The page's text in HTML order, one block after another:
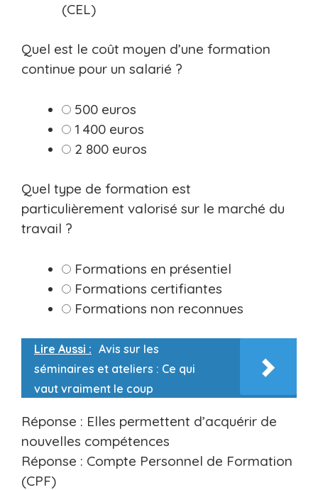
(CEL)
Quel est le coût moyen d’une formation
continue pour un salarié ?
500 euros
1 400 euros
2 800 euros
Quel type de formation est
particulièrement valorisé sur le marché du
travail ?
Formations en présentiel
Formations certifiantes
Formations non reconnues
Lire Aussi : Avis sur les
séminaires et ateliers : Ce qui
vaut vraiment le coup
Réponse : Elles permettent d’acquérir de
nouvelles compétences
Réponse : Compte Personnel de Formation
(CPF)